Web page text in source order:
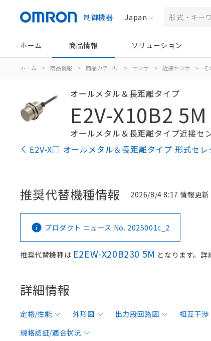
制御機器 Japan
ホーム 商品情報 ソリューション
ホーム > 商品情報 > 商品カテゴリ > センサ > 近接センサ > そ
オールメタル＆長距離タイプ
E2V-X10B2 5M
オールメタル＆長距離タイプ近接
E2V-X□ オールメタル＆長距離タイプ 形式セレ
推奨代替機種情報 2026/8/4 8:17 情報更新
プロダクト ニュース No. 2025001c_2
推奨代替機種は E2EW-X20B230 5M となります。詳
詳細情報
定格/性能 外形図 出力段回路図 相互干渉
規格認証/適合状況